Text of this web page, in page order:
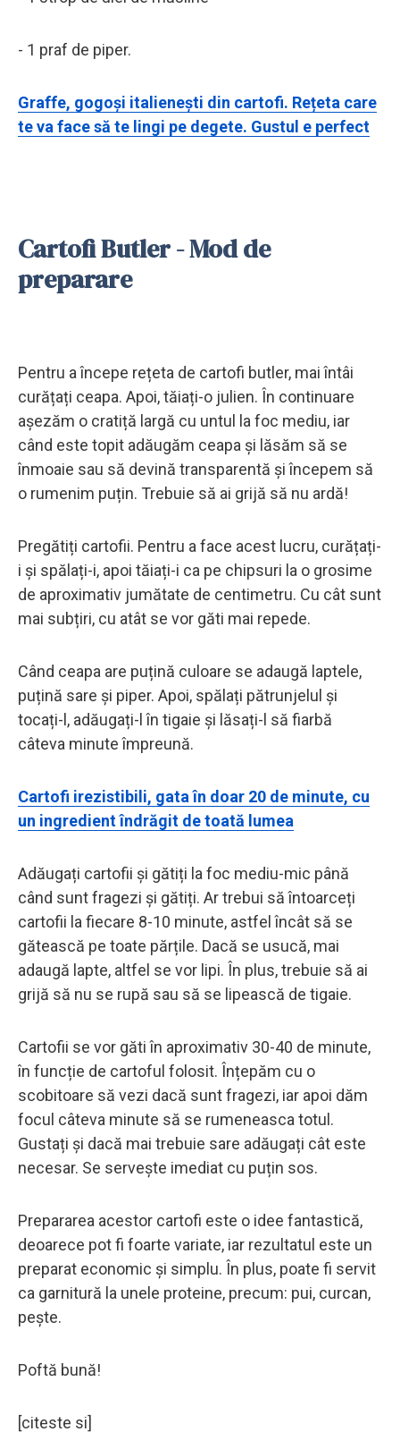
- 1 praf de piper.
Graffe, gogoși italienești din cartofi. Rețeta care
te va face să te lingi pe degete. Gustul e perfect
Cartofi Butler - Mod de
preparare
Pentru a începe rețeta de cartofi butler, mai întâi
curățați ceapa. Apoi, tăiați-o julien. În continuare
așezăm o cratiță largă cu untul la foc mediu, iar
când este topit adăugăm ceapa și lăsăm să se
înmoaie sau să devină transparentă și începem să
o rumenim puțin. Trebuie să ai grijă să nu ardă!
Pregătiți cartofii. Pentru a face acest lucru, curățați-
i și spălați-i, apoi tăiați-i ca pe chipsuri la o grosime
de aproximativ jumătate de centimetru. Cu cât sunt
mai subțiri, cu atât se vor găti mai repede.
Când ceapa are puțină culoare se adaugă laptele,
puțină sare și piper. Apoi, spălați pătrunjelul și
tocați-l, adăugați-l în tigaie și lăsați-l să fiarbă
câteva minute împreună.
Cartofi irezistibili, gata în doar 20 de minute, cu
un ingredient îndrăgit de toată lumea
Adăugați cartofii și gătiți la foc mediu-mic până
când sunt fragezi și gătiți. Ar trebui să întoarceți
cartofii la fiecare 8-10 minute, astfel încât să se
gătească pe toate părțile. Dacă se usucă, mai
adaugă lapte, altfel se vor lipi. În plus, trebuie să ai
grijă să nu se rupă sau să se lipească de tigaie.
Cartofii se vor găti în aproximativ 30-40 de minute,
în funcție de cartoful folosit. Înțepăm cu o
scobitoare să vezi dacă sunt fragezi, iar apoi dăm
focul câteva minute să se rumeneasca totul.
Gustați și dacă mai trebuie sare adăugați cât este
necesar. Se servește imediat cu puțin sos.
Prepararea acestor cartofi este o idee fantastică,
deoarece pot fi foarte variate, iar rezultatul este un
preparat economic și simplu. În plus, poate fi servit
ca garnitură la unele proteine, precum: pui, curcan,
pește.
Poftă bună!
[citeste si]